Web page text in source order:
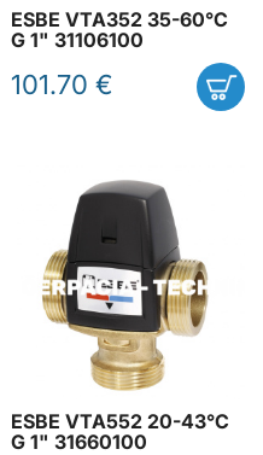
ESBE VTA352 35-60°C
G 1" 31106100
101.70 €
ESBE VTA552 20-43°C
G 1" 31660100